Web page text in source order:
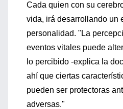
Cada quien con su
vida, irá desarrollando un
personalidad. "La
eventos vitales puede
lo percibido -explica la
ahí que ciertas
pueden ser protectoras
adversas."